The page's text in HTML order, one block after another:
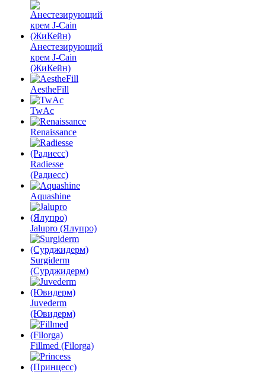
Анестезирующий
крем J-Cain
(ЖиКейн)
AestheFill
TwAc
Renaissance
Radiesse
(Радиесс)
Aquashine
Jalupro (Ялупро)
Surgiderm
(Сурджидерм)
Juvederm
(Ювидерм)
Fillmed (Filorga)